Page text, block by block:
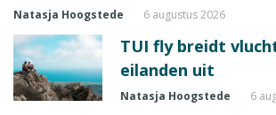
Natasja Hoogstede 6 augustus 2026
TUI fly breidt
eilanden uit
Natasja Hoogstede 6